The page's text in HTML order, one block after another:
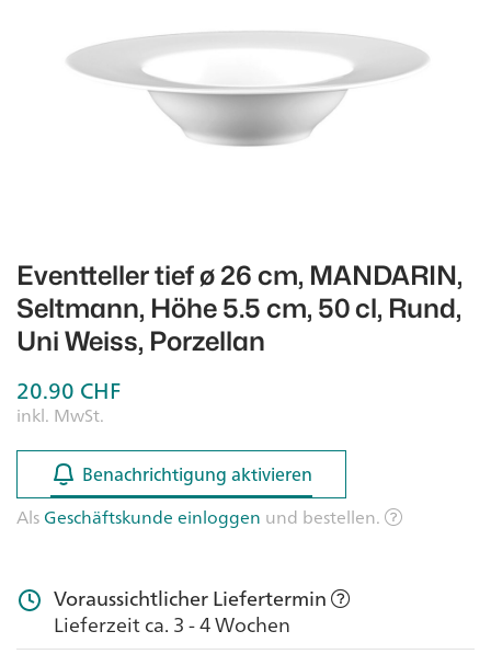
Eventteller tief ø 26 cm, MANDARIN,
Seltmann, Höhe 5.5 cm, 50 cl, Rund,
Uni Weiss, Porzellan
20.90 CHF
inkl. MwSt.
Benachrichtigung aktivieren
Benachrichtigung aktivieren
AlsGeschäftskunde einloggen und bestellen.
Voraussichtlicher Liefertermin
Lieferzeit ca. 3 - 4 Wochen